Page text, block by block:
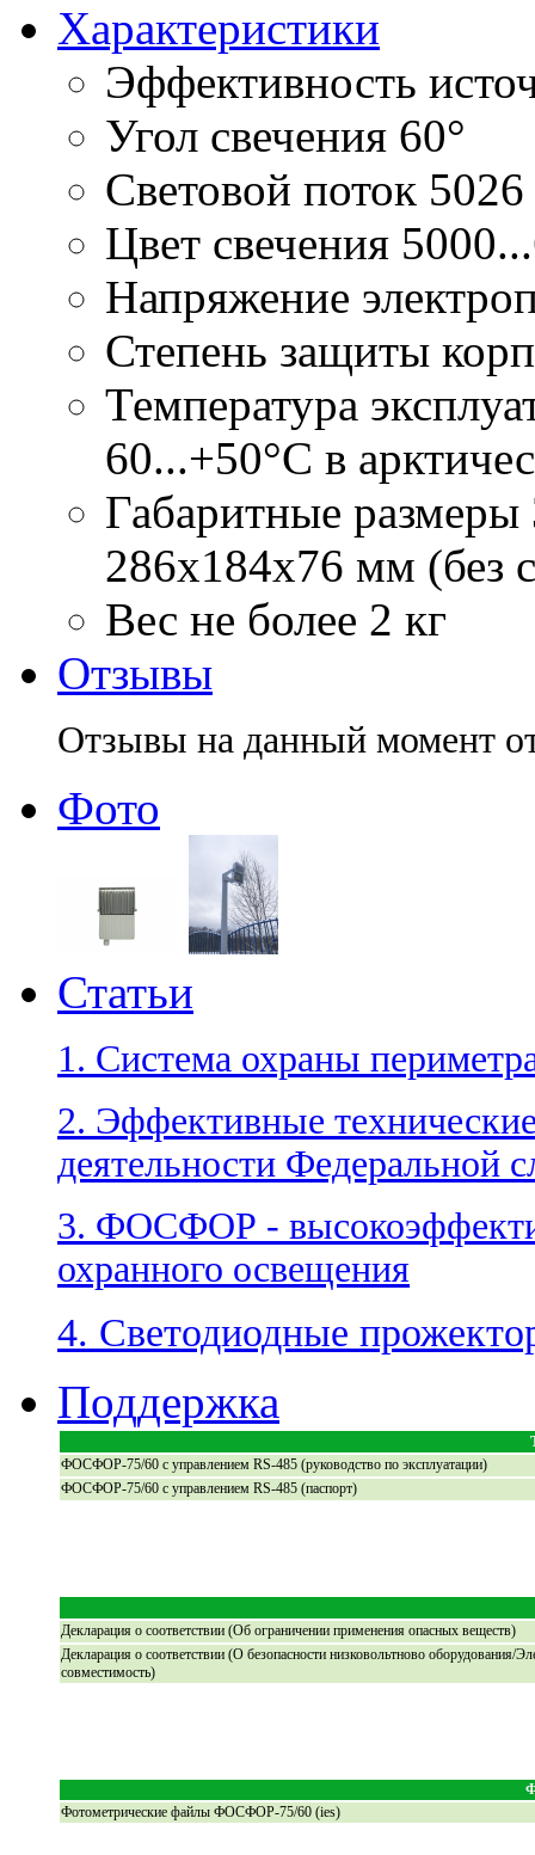
Характеристики
Эффективность
Угол свечения 60°
Световой поток
Цвет свечения
Напряжение
Степень защиты
Температура
60...+50°С в
Габаритные размеры
286х184х76 мм (без
Вес не более 2 кг
Отзывы
Отзывы на данный момент
Фото
Статьи
1. Система охраны
2. Эффективные
деятельности
3. ФОСФОР -
охранного освещения
4. Светодиодные
Поддержка
ФОСФОР-75/60 с управлением RS-485 (руководство по эксплуатации)
ФОСФОР-75/60 с управлением RS-485 (паспорт)
Декларация о соответствии (Об ограничении применения опасных веществ)
Декларация о соответствии (О безопасности низковольтново оборудования/
совместимость)
Фотометрические файлы ФОСФОР-75/60 (ies)